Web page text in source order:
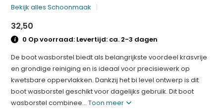
Bekijk alles Schoonmaak
32,50
0 Op voorraad: Levertijd: ca. 2-3 dagen
De boot wasborstel biedt als belangrijkste voordeel krasvrije
en grondige reiniging en is ideaal voor precisiewerk op
kwetsbare oppervlakken. Dankzij het bi level ontwerp is dit
boot wasborstel geschikt voor dagelijks gebruik. Dit boot
wasborstel combinee...Toon meer